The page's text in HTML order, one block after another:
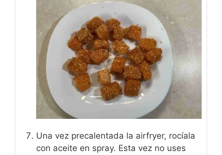
Una vez precalentada la airfryer, rocíala
con aceite en spray. Esta vez no uses